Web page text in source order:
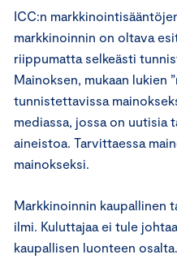
ICC:n
markkinoinnin on oltava
riippumatta selkeästi
Mainoksen, mukaan lukien
tunnistettavissa
mediassa, jossa on uutisia
aineistoa. Tarvittaessa
mainokseksi.
Markkinoinnin kaupallinen
ilmi. Kuluttajaa ei tule
kaupallisen luonteen